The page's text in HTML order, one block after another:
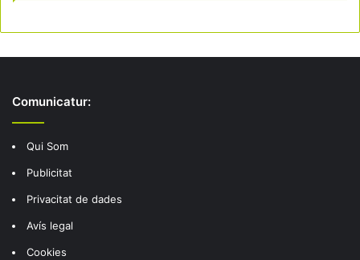
Comunicatur:
Qui Som
Publicitat
Privacitat de dades
Avís legal
Cookies